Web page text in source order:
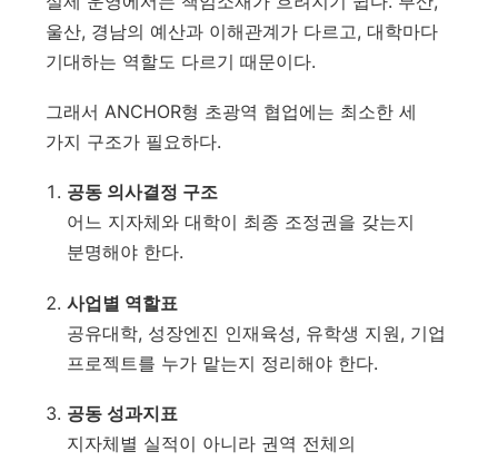
울산, 경남의 예산과 이해관계가 다르고, 대학마다
기대하는 역할도 다르기 때문이다.
그래서 ANCHOR형 초광역 협업에는 최소한 세
가지 구조가 필요하다.
공동 의사결정 구조
어느 지자체와 대학이 최종 조정권을 갖는지
분명해야 한다.
사업별 역할표
공유대학, 성장엔진 인재육성, 유학생 지원, 기업
프로젝트를 누가 맡는지 정리해야 한다.
공동 성과지표
지자체별 실적이 아니라 권역 전체의